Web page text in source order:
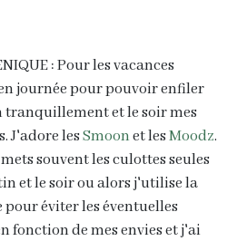
: Pour les vacances
journée pour pouvoir enfiler
et le soir mes
J'adore lesSmoonet lesMoodz.
souvent les culottes seules
et le soir ou alors j'utilise la
éviter les éventuelles
fonction de mes envies et j'ai